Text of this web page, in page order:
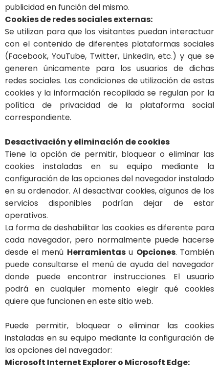
publicidad en función del mismo.
Cookies de redes sociales externas:
Se utilizan para que los visitantes puedan interactuar
con el contenido de diferentes plataformas sociales
(Facebook, YouTube, Twitter, LinkedIn, etc.) y que se
generen únicamente para los usuarios de dichas
redes sociales. Las condiciones de utilización de estas
cookies y la información recopilada se regulan por la
política de privacidad de la plataforma social
correspondiente.
Desactivación y eliminación de cookies
Tiene la opción de permitir, bloquear o eliminar las
cookies instaladas en su equipo mediante la
configuración de las opciones del navegador instalado
en su ordenador. Al desactivar cookies, algunos de los
servicios disponibles podrían dejar de estar
operativos.
La forma de deshabilitar las cookies es diferente para
cada navegador, pero normalmente puede hacerse
desde el menú Herramientasu Opciones. También
puede consultarse el menú de ayuda del navegador
donde puede encontrar instrucciones. El usuario
podrá en cualquier momento elegir qué cookies
quiere que funcionen en este sitio web.
Puede permitir, bloquear o eliminar las cookies
instaladas en su equipo mediante la configuración de
las opciones del navegador:
Microsoft Internet Explorer o Microsoft Edge: